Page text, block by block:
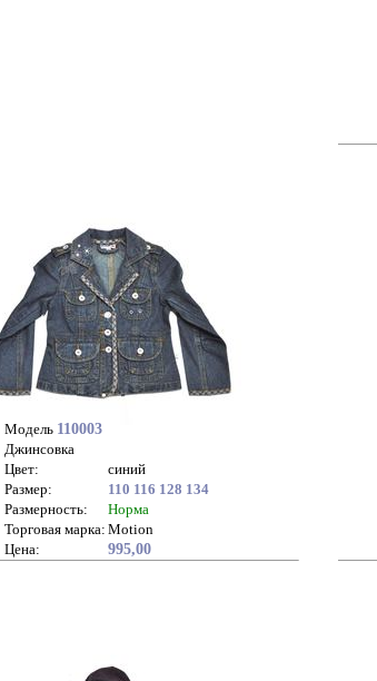
Модель 110003
Джинсовка
Цвет:
синий
Размер:
110 116 128 134
Размерность:
Норма
Торговая марка: Motion
Цена:
995,00